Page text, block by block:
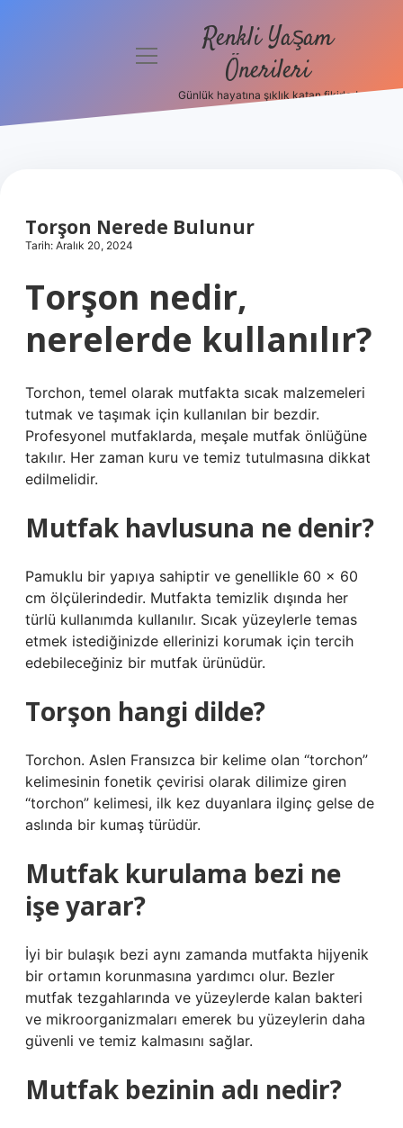
menüyü
Renkli Yaşam
Önerileri
Günlük hayatına şıklık katan fikirler!
Torşon Nerede Bulunur
Tarih: Aralık 20, 2024
Torşon nedir,
nerelerde kullanılır?
Torchon, temel olarak mutfakta sıcak malzemeleri
tutmak ve taşımak için kullanılan bir bezdir.
Profesyonel mutfaklarda, meşale mutfak önlüğüne
takılır. Her zaman kuru ve temiz tutulmasına dikkat
edilmelidir.
Mutfak havlusuna ne denir?
Pamuklu bir yapıya sahiptir ve genellikle 60 x 60
cm ölçülerindedir. Mutfakta temizlik dışında her
türlü kullanımda kullanılır. Sıcak yüzeylerle temas
etmek istediğinizde ellerinizi korumak için tercih
edebileceğiniz bir mutfak ürünüdür.
Torşon hangi dilde?
Torchon. Aslen Fransızca bir kelime olan “torchon”
kelimesinin fonetik çevirisi olarak dilimize giren
“torchon” kelimesi, ilk kez duyanlara ilginç gelse de
aslında bir kumaş türüdür.
Mutfak kurulama bezi ne
işe yarar?
İyi bir bulaşık bezi aynı zamanda mutfakta hijyenik
bir ortamın korunmasına yardımcı olur. Bezler
mutfak tezgahlarında ve yüzeylerde kalan bakteri
ve mikroorganizmaları emerek bu yüzeylerin daha
güvenli ve temiz kalmasını sağlar.
Mutfak bezinin adı nedir?